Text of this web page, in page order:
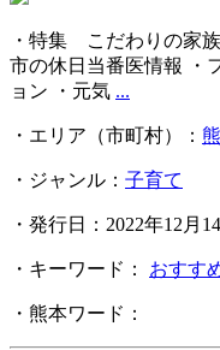
・特集 こだわりの家
市の休日当番医情報 ・
ョン ・元気 ...
・エリア（市町村）：
・ジャンル： 子育て
・発行日：2022年12月
・キーワード： おすす
・熊本ワード：